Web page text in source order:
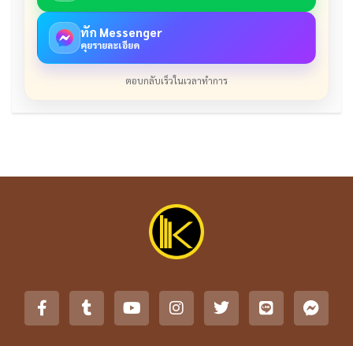
ทัก Messenger
คุยรายละเอียด
ตอบกลับเร็วในเวลาทำการ